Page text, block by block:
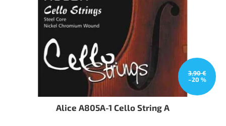
3,90 €
–20 %
Alice A805A-1 Cello String A